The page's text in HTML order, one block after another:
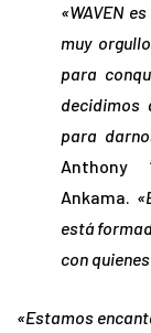
«WAVEN
muy
para
decidimos
para
Anthony
Ankama.
está
con
«Estamos